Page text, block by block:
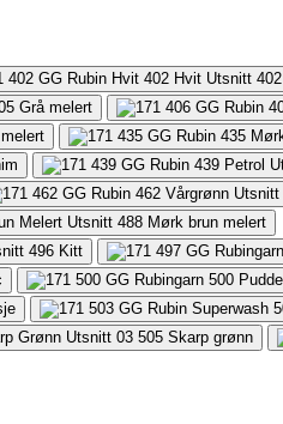
402
Grå melert
488 Mørk brun melert
496 Kitt
505 Skarp grønn